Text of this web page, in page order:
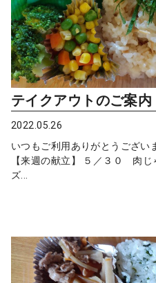
テイクアウトのご案内
2022.05.26
いつもご利用ありがとうござい
【来週の献立】 ５／３０ 肉
ズ...